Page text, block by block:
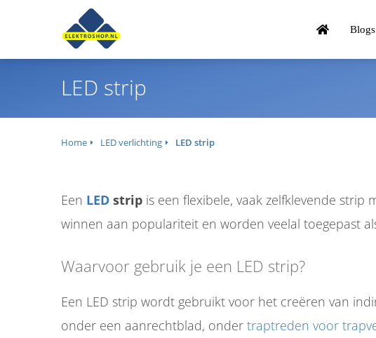
Blogs
LED strip
Home LED verlichting LED strip
Een LED strip is een flexibele, vaak zelfklevende
winnen aan populariteit en worden veelal toegepast
Waarvoor gebruik je een LED strip?
Een LED strip wordt gebruikt voor het creëren van
onder een aanrechtblad, onder traptreden voor
over
gedrag van een
website-
op het